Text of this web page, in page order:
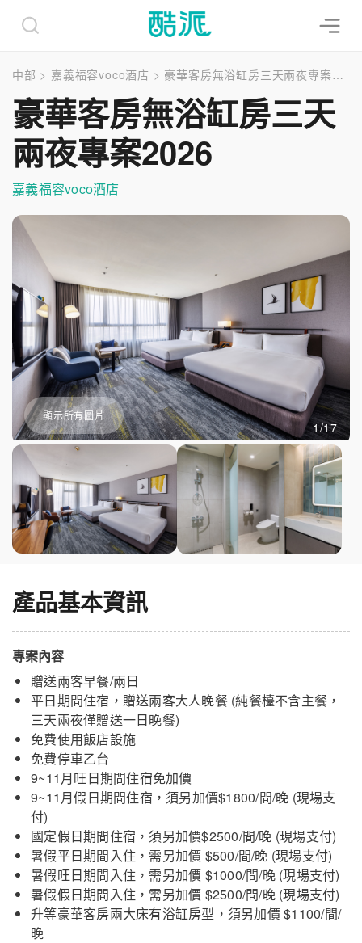
中部 > 嘉義福容voco酒店 > 豪華客房無浴缸房三天兩夜專案2026
豪華客房無浴缸房三天
兩夜專案2026
嘉義福容voco酒店
顯示所有圖片
1/17
產品基本資訊
專案內容
贈送兩客早餐/兩日
平日期間住宿，贈送兩客大人晚餐 (純餐檯不含主餐，
三天兩夜僅贈送一日晚餐)
免費使用飯店設施
免費停車乙台
9~11月旺日期間住宿免加價
9~11月假日期間住宿，須另加價$1800/間/晚 (現場支
付)
國定假日期間住宿，須另加價$2500/間/晚 (現場支付)
暑假平日期間入住，需另加價 $500/間/晚 (現場支付)
暑假旺日期間入住，需另加價 $1000/間/晚 (現場支付)
暑假假日期間入住，需另加價 $2500/間/晚 (現場支付)
升等豪華客房兩大床有浴缸房型，須另加價 $1100/間/
晚